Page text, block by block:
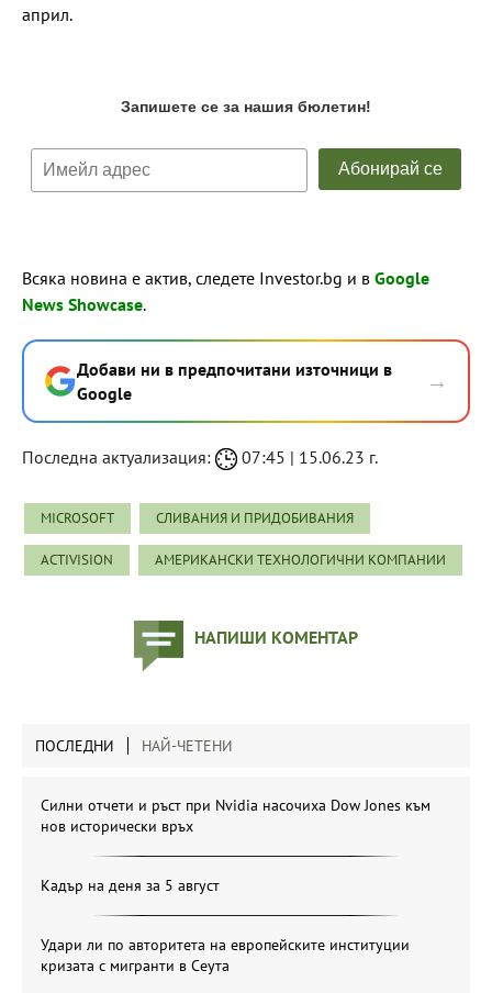
април.
Всяка новина е актив, следете Investor.bg и в Google
News Showcase.
Добави ни в предпочитани източници в
Google
→
Последна актуализация: 07:45 | 15.06.23 г.
MICROSOFT СЛИВАНИЯ И ПРИДОБИВАНИЯ
ACTIVISION АМЕРИКАНСКИ ТЕХНОЛОГИЧНИ КОМПАНИИ
НАПИШИ КОМЕНТАР
ПОСЛЕДНИ НАЙ-ЧЕТЕНИ
Силни отчети и ръст при Nvidia насочиха Dow Jones към
нов исторически връх
Кадър на деня за 5 август
Удари ли по авторитета на европейските институции
кризата с мигранти в Сеута